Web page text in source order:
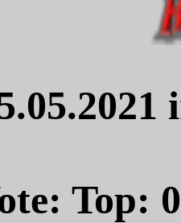
Top: 0